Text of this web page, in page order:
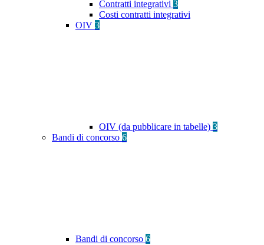
Contratti integrativi 3
Costi contratti integrativi
OIV 3
OIV (da pubblicare in tabelle) 3
Bandi di concorso 6
Bandi di concorso 6